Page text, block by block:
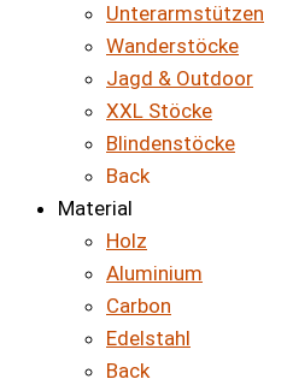
Unterarmstützen
Wanderstöcke
Jagd & Outdoor
XXL Stöcke
Blindenstöcke
Back
Material
Holz
Aluminium
Carbon
Edelstahl
Back